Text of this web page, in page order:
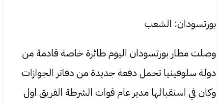
بورتسودان: الشعب
وصلت مطار بورتسودان اليوم طائرة خاصة قادمة من
دولة سلوفينيا تحمل دفعة جديدة من دفاتر الجوازات
وكان في استقبالها مدير عام قوات الشرطة الفريق اول